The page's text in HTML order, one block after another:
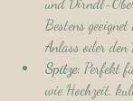
Bestens
Anlass oder den
Spitze: Perfekt
wie Hochzeit,